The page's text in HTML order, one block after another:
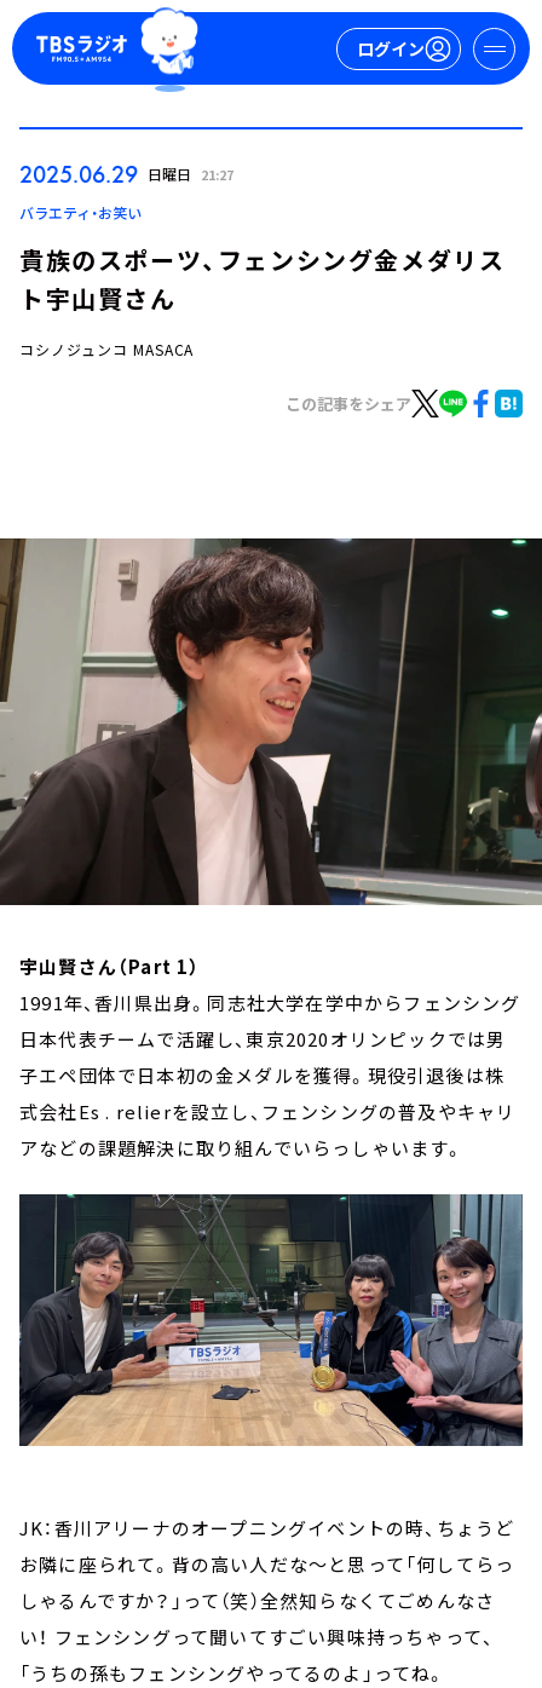
ログイン
ログイン
お知らせ
イベント・グッズ
YouTube
会社情報
2025.06.29 日曜日 21:27
バラエティ・お笑い
貴族のスポーツ、フェンシング金メダリス
ト宇山賢さん
コシノジュンコ MASACA
この記事をシェア
宇山賢さん（Part 1）
1991年、香川県出身。同志社大学在学中からフェンシング
日本代表チームで活躍し、東京2020オリンピックでは男
子エペ団体で日本初の金メダルを獲得。現役引退後は株
式会社Es . relierを設立し、フェンシングの普及やキャリ
アなどの課題解決に取り組んでいらっしゃいます。
JK：香川アリーナのオープニングイベントの時、ちょうど
お隣に座られて。背の高い人だな～と思って「何してらっ
しゃるんですか？」って（笑）全然知らなくてごめんなさ
い！ フェンシングって聞いてすごい興味持っちゃって、
「うちの孫もフェンシングやってるのよ」ってね。